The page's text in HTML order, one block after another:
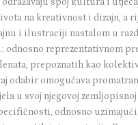
spoj kultura i
na kreativnost i dizajn, a
i ilustraciji nastalom u
odnosno reprezentativnom
prepoznatih kao
odabir omogućava
u svoj njegovoj
odnosno